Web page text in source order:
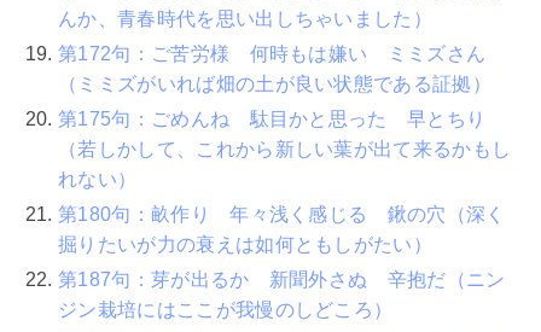
んか、青春時代を思い出しちゃいました）
第172句：ご苦労様 何時もは嫌い ミミズさん
（ミミズがいれば畑の土が良い状態である証拠）
第175句：ごめんね 駄目かと思った 早とちり
（若しかして、これから新しい葉が出て来るかもし
れない）
第180句：畝作り 年々浅く感じる 鍬の穴（深く
掘りたいが力の衰えは如何ともしがたい）
第187句：芽が出るか 新聞外さぬ 辛抱だ（ニン
ジン栽培にはここが我慢のしどころ）